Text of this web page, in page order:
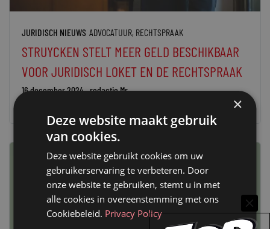
JURIDISCH NIEUWS ADVOCATUUR, RECHTSPRAAK
STRUYCKEN STELT MEER GELD BESCHIKBAAR
VOOR JURIDISCH LOKET EN DE RECHTSPRAAK
16 december 2024 redactie Mr.
×
Deze website maakt gebruik
van cookies.
Deze website gebruikt cookies om uw
gebruikerservaring te verbeteren. Door
onze website te gebruiken, stemt u in met
alle cookies in overeenstemming met ons
Cookiebeleid. Privacy Policy